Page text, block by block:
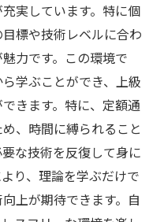
実しています。特に個
標や技術レベルに合わ
力です。この環境で
学ぶことができ、上級
きます。特に、定額通
、時間に縛られること
な技術を反復して身に
り、理論を学ぶだけで
上が期待できます。自